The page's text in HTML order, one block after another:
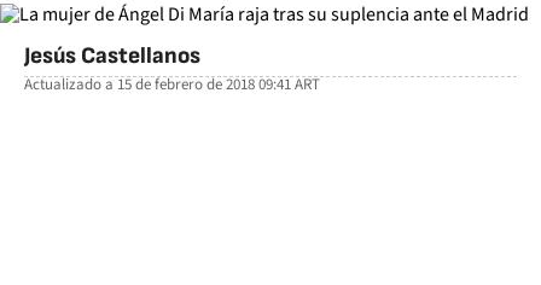
Jesús Castellanos
Actualizado a15 de febrero de 2018 09:41ART